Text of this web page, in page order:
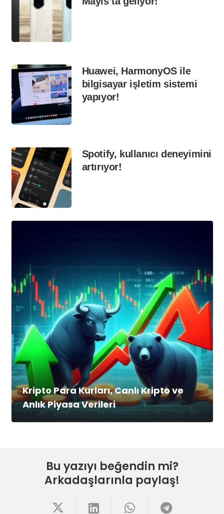
Huawei, HarmonyOS ile
bilgisayar işletim sistemi
yapıyor!
Spotify, kullanıcı deneyimini
artırıyor!
Kripto Para Kurları, Canlı Kripto ve
Anlık Piyasa Verileri
Bu yazıyı beğendin mi?
Arkadaşlarınla paylaş!